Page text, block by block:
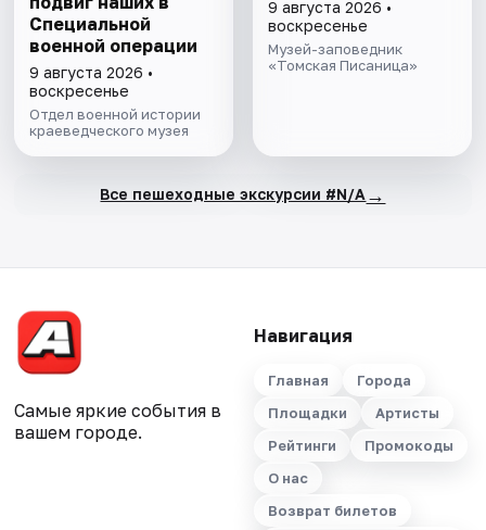
Специальной
военной операции
9 августа 2026 •
воскресенье
Отдел военной истории
краеведческого музея
9 августа 2026 •
воскресенье
Музей-заповедник
«Томская Писаница»
Все пешеходные экскурсии #N/A →
Самые яркие события в
вашем городе.
Навигация
Главная
Города
Площадки
Артисты
Рейтинги
Промокоды
О нас
Возврат билетов